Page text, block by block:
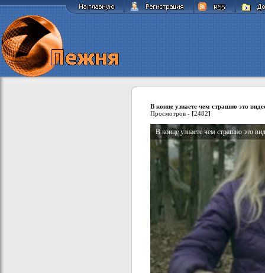
В конце узнаете чем страшно это
Просмотров - [2482]
В конце узнаете чем страшно это